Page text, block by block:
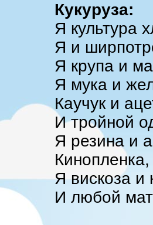
Кукуруза:
Я культура
Я и
Я крупа и
Я мука и
Каучук и
И тройной
Я резина и
Я вискоза и
И любой